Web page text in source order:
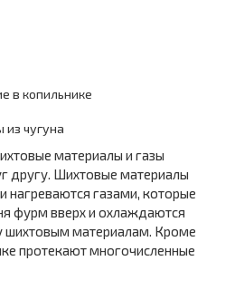
в копильнике
из чугуна
материалы и газы
другу. Шихтовые материалы
нагреваются газами, которые
фурм вверх и охлаждаются
шихтовым материалам. Кроме
протекают многочисленные